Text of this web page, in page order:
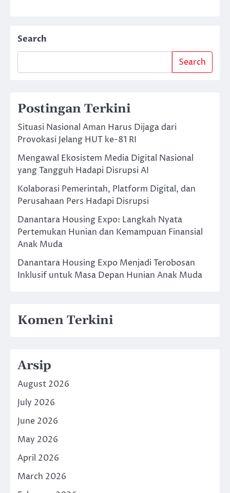
Search
Search
Postingan Terkini
Situasi Nasional Aman Harus Dijaga dari
Provokasi Jelang HUT ke-81 RI
Mengawal Ekosistem Media Digital Nasional
yang Tangguh Hadapi Disrupsi AI
Kolaborasi Pemerintah, Platform Digital, dan
Perusahaan Pers Hadapi Disrupsi
Danantara Housing Expo: Langkah Nyata
Pertemukan Hunian dan Kemampuan Finansial
Anak Muda
Danantara Housing Expo Menjadi Terobosan
Inklusif untuk Masa Depan Hunian Anak Muda
Komen Terkini
Arsip
August 2026
July 2026
June 2026
May 2026
April 2026
March 2026